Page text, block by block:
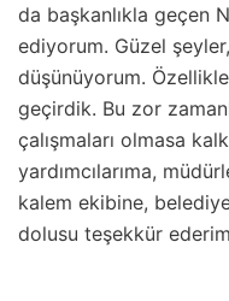
da başkanlıkla geçen
ediyorum. Güzel
düşünüyorum.
geçirdik. Bu zor
çalışmaları olmasa
yardımcılarıma,
kalem ekibine,
dolusu teşekkür